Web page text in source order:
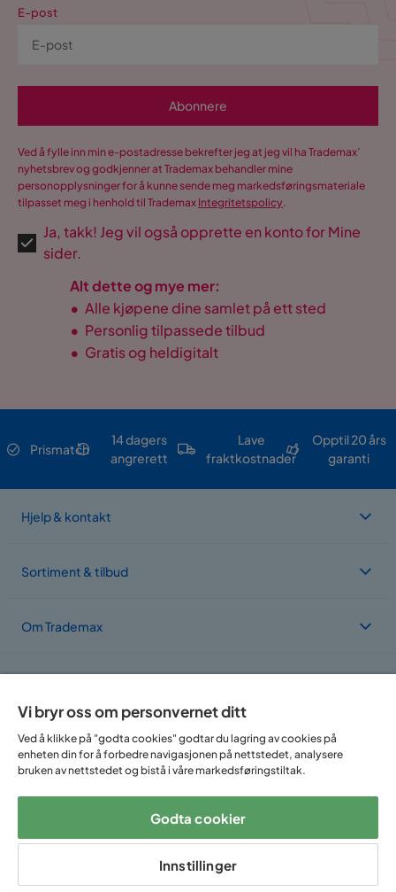
E-post
Abonnere
Ved å fylle inn min e-postadresse bekrefter jeg at jeg vil ha Trademax’
nyhetsbrev og godkjenner at Trademax behandler mine
personopplysninger for å kunne sende meg markedsføringsmateriale
tilpasset meg i henhold til Trademax Integritetspolicy.
Ja, takk! Jeg vil også opprette en konto for Mine
sider.
Alt dette og mye mer:
• Alle kjøpene dine samlet på ett sted
• Personlig tilpassede tilbud
• Gratis og heldigitalt
Prismatch
14 dagers
angrerett
Lave
fraktkostnader
Opptil 20 års
garanti
Hjelp & kontakt
Sortiment & tilbud
Om Trademax
Følg oss på:
Vi bryr oss om personvernet ditt
Ved å klikke på "godta cookies" godtar du lagring av cookies på
enheten din for å forbedre navigasjonen på nettstedet, analysere
bruken av nettstedet og bistå i våre markedsføringstiltak.
Godta cookier
Innstillinger